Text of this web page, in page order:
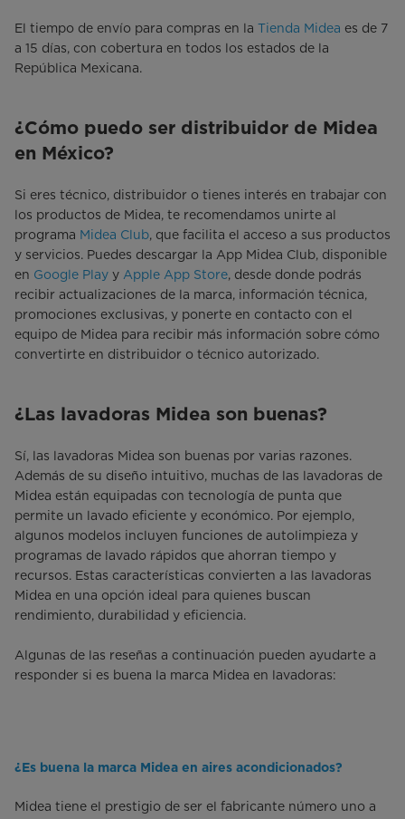
El tiempo de envío para compras en la Tienda Midea es de 7
a 15 días, con cobertura en todos los estados de la
República Mexicana.
¿Cómo puedo ser distribuidor de Midea
en México?
Si eres técnico, distribuidor o tienes interés en trabajar con
los productos de Midea, te recomendamos unirte al
programa Midea Club, que facilita el acceso a sus productos
y servicios. Puedes descargar la App Midea Club, disponible
en Google Play y Apple App Store, desde donde podrás
recibir actualizaciones de la marca, información técnica,
promociones exclusivas, y ponerte en contacto con el
equipo de Midea para recibir más información sobre cómo
convertirte en distribuidor o técnico autorizado.
¿Las lavadoras Midea son buenas?
Sí, las lavadoras Midea son buenas por varias razones.
Además de su diseño intuitivo, muchas de las lavadoras de
Midea están equipadas con tecnología de punta que
permite un lavado eficiente y económico. Por ejemplo,
algunos modelos incluyen funciones de autolimpieza y
programas de lavado rápidos que ahorran tiempo y
recursos. Estas características convierten a las lavadoras
Midea en una opción ideal para quienes buscan
rendimiento, durabilidad y eficiencia.
Algunas de las reseñas a continuación pueden ayudarte a
responder si es buena la marca Midea en lavadoras:
¿Es buena la marca Midea en aires acondicionados?
Midea tiene el prestigio de ser el fabricante número uno a